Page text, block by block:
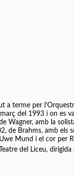
a terme per
del 1993 i on es
Wagner, amb la
de Brahms, amb els
Mund i el cor per
del Liceu,